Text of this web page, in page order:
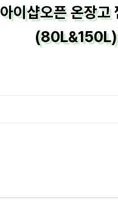
아이샵오픈 온장고